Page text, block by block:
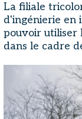
La filiale
d'ingénierie en
pouvoir utiliser
dans le cadre